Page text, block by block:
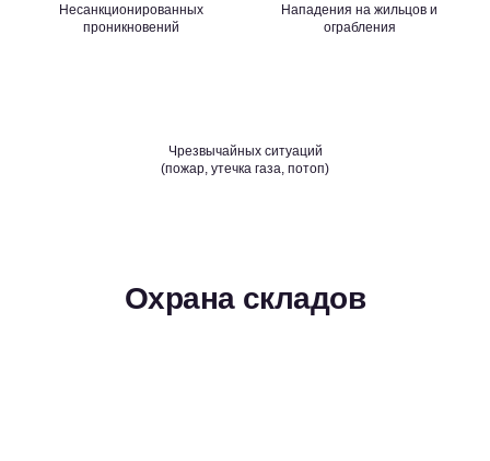
Несанкционированных
проникновений
Нападения на жильцов и
ограбления
Чрезвычайных ситуаций
(пожар, утечка газа, потоп)
Охрана складов